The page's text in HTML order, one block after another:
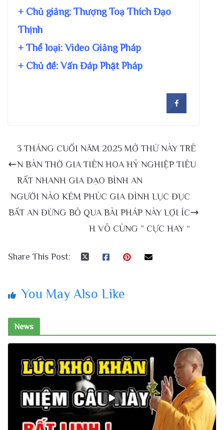
+ Chủ giảng: Thượng Toạ Thích Đạo
Thịnh
+ Thể loại: Video Giảng Pháp
+ Chủ đề:Vấn Đáp Phật Pháp
3 THÁNG CUỐI NĂM 2025 MỞ THỨ NÀY TRÊ
N BÀN THỜ GIA TIÊN HOA HỶ NGHIỆP TIÊU
RẤT NHANH GIA ĐẠO BÌNH AN
NGƯỜI NÀO KÉM PHÚC GIA ĐÌNH LỤC ĐỤC
BẤT AN ĐỪNG BỎ QUA BÀI PHÁP NÀY LỢI ÍC
H VÔ CÙNG ” CỰC HAY “
Share This Post:
You May Also Like
News